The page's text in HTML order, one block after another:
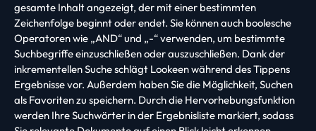
gesamte Inhalt angezeigt, der mit einer bestimmten
Zeichenfolge beginnt oder endet. Sie können auch boolesche
Operatoren wie „AND“ und „-“ verwenden, um bestimmte
Suchbegriffe einzuschließen oder auszuschließen. Dank der
inkrementellen Suche schlägt Lookeen während des Tippens
Ergebnisse vor. Außerdem haben Sie die Möglichkeit, Suchen
als Favoriten zu speichern. Durch die Hervorhebungsfunktion
werden Ihre Suchwörter in der Ergebnisliste markiert, sodass